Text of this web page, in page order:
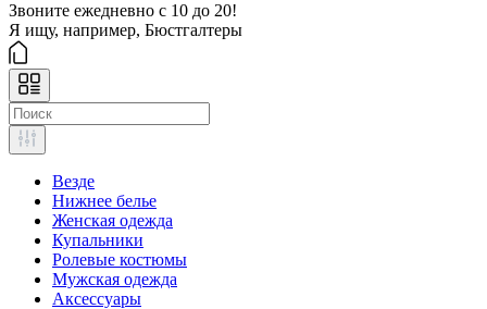
Звоните ежедневно с 10 до 20!
Я ищу, например, Бюстгалтеры
Везде
Нижнее белье
Женская одежда
Купальники
Ролевые костюмы
Мужская одежда
Аксессуары